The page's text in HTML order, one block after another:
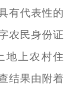
有代表性的
农民身份证
地上农村住
结果由附着